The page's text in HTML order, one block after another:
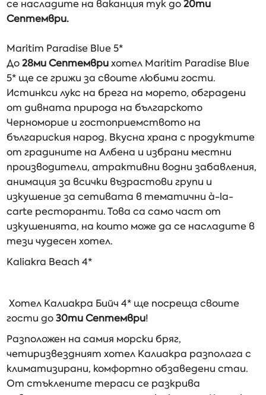
се насладите на ваканция тук до20ти
Септември.
Maritim Paradise Blue 5*
До28ми Септемврихотел Maritim Paradise Blue
5* ще се грижи за своите любими гости.
Истинкси лукс на брега на морето, обградени
от дивната природа на българското
Черноморие и гостоприемството на
българиския народ. Вкусна храна с продуктите
от градините на Албена и избрани местни
производители, атрактивни водни забавления,
анимация за всички възрастови групи и
изкушение за сетивата в тематични à-la-
carte ресторанти. Това са само част от
изкушенията, на които може да се насладите в
тези чудесен хотел.
Kaliakra Beach 4*
Хотел Калиакра Бийч 4* ще посреща своите
гости до30ти Септември!
Разположен на самия морски бряг,
четиризвездният хотел Калиакра разполага с
климатизирани, комфортно обзаведени стаи.
От стъклените тераси се разкрива